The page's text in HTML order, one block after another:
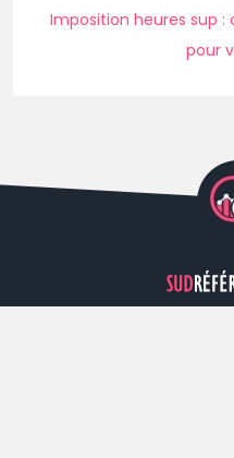
Imposition heures sup
pour